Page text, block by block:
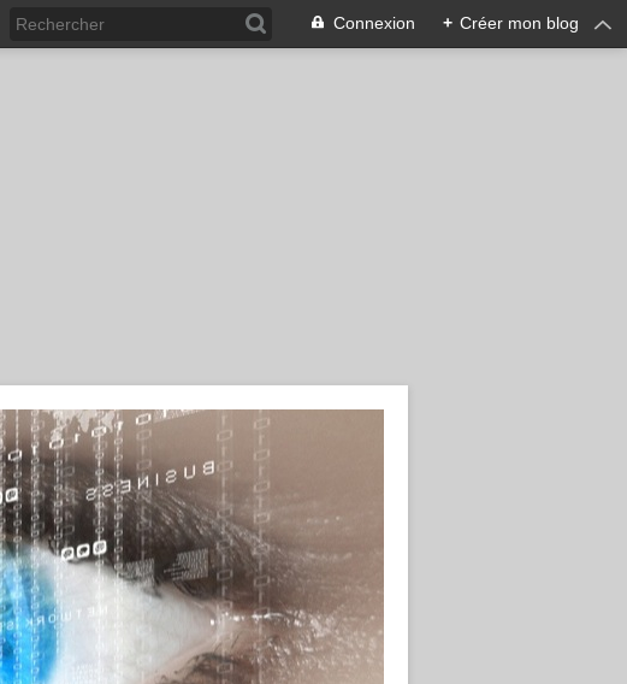
Connexion + Créer mon blog